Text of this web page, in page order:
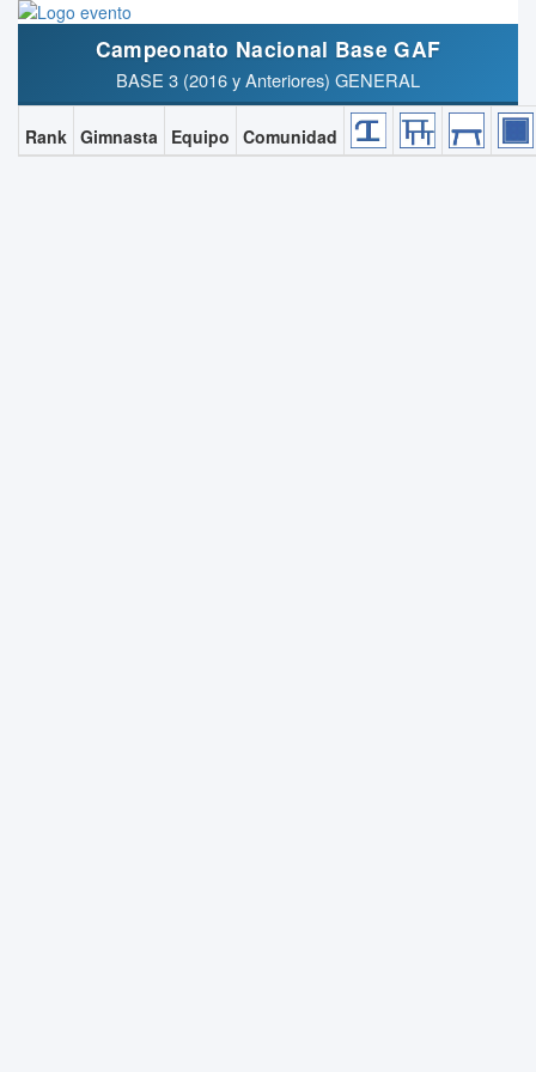
Campeonato Nacional Base GAF
BASE 3 (2016 y Anteriores) GENERAL
Rank Gimnasta Equipo Comunidad